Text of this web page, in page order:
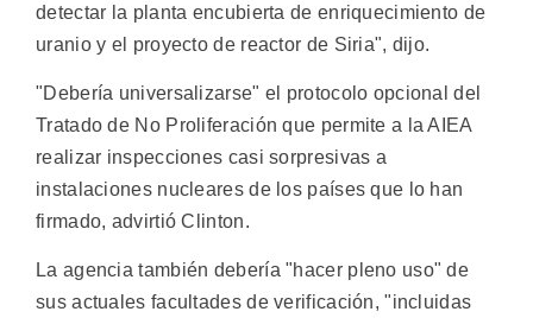
detectar la planta encubierta de enriquecimiento de
uranio y el proyecto de reactor de Siria", dijo.
"Debería universalizarse" el protocolo opcional del
Tratado de No Proliferación que permite a la AIEA
realizar inspecciones casi sorpresivas a
instalaciones nucleares de los países que lo han
firmado, advirtió Clinton.
La agencia también debería "hacer pleno uso" de
sus actuales facultades de verificación, "incluidas